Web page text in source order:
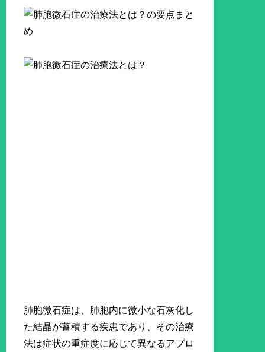
肺胞微石症は、肺胞内に微小な石灰化し
た結晶が蓄積する疾患であり、その治療
法は症状の重症度に応じて異なるアプロ